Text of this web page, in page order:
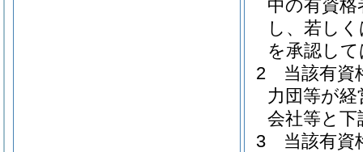
中の有資
し、若し
を承認し
2
当該有資
力団等が
会社等と
3
当該有資